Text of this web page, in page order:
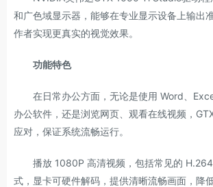
和广色域显示器，能够在专业显示设备上输出
作者实现更真实的视觉效果。
功能特色
在日常办公方面，无论是使用 Word、
办公软件，还是浏览网页、观看在线视频，
应对，保证系统流畅运行。
播放 1080P 高清视频，包括常见的 H.264
式，显卡可硬件解码，提供清晰流畅画面，降